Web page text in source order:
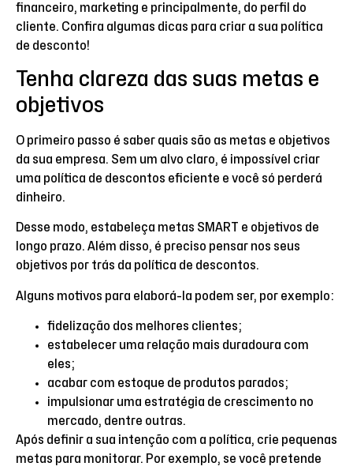
financeiro, marketing e principalmente, do perfil do
cliente. Confira algumas dicas para criar a sua política
de desconto!
Tenha clareza das suas metas e
objetivos
O primeiro passo é saber quais são as metas e objetivos
da sua empresa. Sem um alvo claro, é impossível criar
uma política de descontos eficiente e você só perderá
dinheiro.
Desse modo, estabeleça metas SMART e objetivos de
longo prazo. Além disso, é preciso pensar nos seus
objetivos por trás da política de descontos.
Alguns motivos para elaborá-la podem ser, por exemplo:
fidelização dos melhores clientes;
estabelecer uma relação mais duradoura com
eles;
acabar com estoque de produtos parados;
impulsionar uma estratégia de crescimento no
mercado, dentre outras.
Após definir a sua intenção com a política, crie pequenas
metas para monitorar. Por exemplo, se você pretende